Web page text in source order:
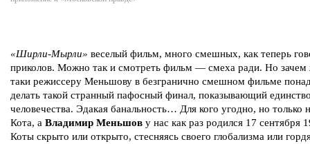
«Ширли-Мырли» веселый фильм, много смешных, как теперь
приколов. Можно так и смотреть фильм — смеха ради. Но зачем
таки режиссеру Меньшову в безгранично смешном фильме
делать такой странный пафосный финал, показывающий
человечества. Эдакая банальность… Для кого угодно, но только
Кота, а Владимир Меньшов у нас как раз родился 17 сентября
Коты скрыто или открыто, стесняясь своего глобализма или